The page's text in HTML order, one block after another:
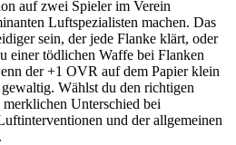
auf zwei Spieler im Verein
Luftspezialisten machen. Das
sein, der jede Flanke klärt, oder
einer tödlichen Waffe bei Flanken
der +1 OVR auf dem Papier klein
Wählst du den richtigen
Unterschied bei
und der allgemeinen